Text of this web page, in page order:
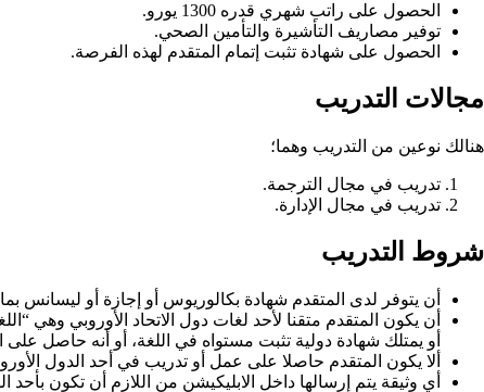
الحصول على راتب شهري قدره 1300 يورو.
توفير مصاريف التأشيرة والتأمين الصحي.
الحصول على شهادة تثبت إتمام المتقدم لهذه الفرصة.
مجالات التدريب
هنالك نوعين من التدريب وهما؛
تدريب في مجال الترجمة.
تدريب في مجال الإدارة.
شروط التدريب
أن يتوفر لدى المتقدم شهادة بكالوريوس أو إجازة أو ليسانس بما يعادل 3
أن يكون المتقدم متقنا لأحد لغات دول الاتحاد الأوروبي وهي
أو يمتلك شهادة دولية تثبت مستواه في اللغة، أو أنه حاصل على
ألا يكون المتقدم حاصلا على عمل أو تدريب في أحد الدول
أي وثيقة يتم إرسالها داخل الابليكيشن من اللازم أن تكون بأحد